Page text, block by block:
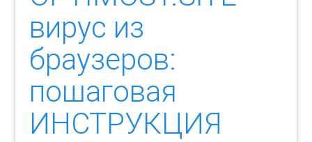
вирус из
браузеров:
пошаговая
ИНСТРУКЦИЯ